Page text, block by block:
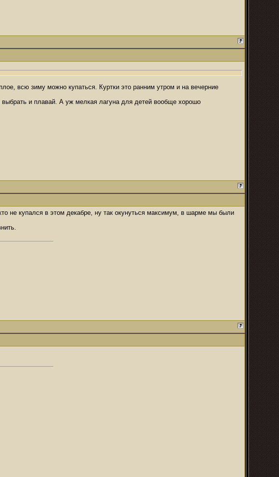
всю зиму можно купаться. Куртки это ранним утром и на вечерние
выбрать и плавай. А уж мелкая лагуна для детей вообще хорошо
не купался в этом декабре, ну так окунуться максимум, в шарме мы были